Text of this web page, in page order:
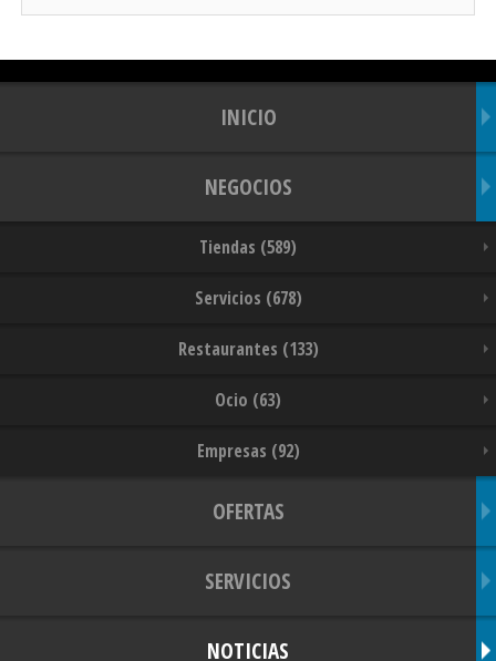
INICIO
NEGOCIOS
Tiendas (589)
Servicios (678)
Restaurantes (133)
Ocio (63)
Empresas (92)
OFERTAS
SERVICIOS
NOTICIAS